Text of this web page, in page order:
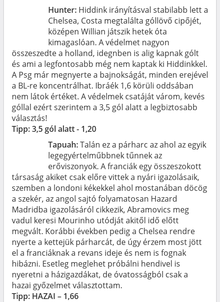
Hunter: Hiddink irányításval stabilabb lett a
Chelsea, Costa megtalálta góllövő cipőjét,
középen Willian játszik hetek óta
kimagaslóan. A védelmet nagyon
összeszedte a holland, idegnben is alig kapnak gólt
és ami a legfontosabb még nem kaptak ki Hiddinkkel.
A Psg már megnyerte a bajnokságát, minden erejével
a BL-re koncentrálhat. Ibráék 1,6 körüli oddsában
nem látok értéket. A védelmek csatáját várom, kevés
góllal ezért szerintem a 3,5 gól alatt a legbiztosabb
választás!
Tipp: 3,5 gól alatt - 1,20
Tapuah:Talán ez a párharc az ahol az egyik
legegyértelműbbnek tűnnek az
erőviszonyok. A franciák egy összeszokott
társaság akiket csak előre vittek a nyári igazolásaik,
szemben a londoni kékekkel ahol mostanában döcög
a szekér, az angol sajtó folyamatosan Hazard
Madridba igazolásáról cikkezik, Abramovics meg
vadul keresi Mourinho utódját akitől idő előtt
megvált. Korábbi években pedig a Chelsea rendre
nyerte a kettejük párharcát, de úgy érzem most jött
el a franciáknak a revans ideje és nem is fognak
hibázni. Esetleg meglehet próbálni hendivel is
nyeretni a házigazdákat, de óvatosságból csak a
hazai győzelmet választottam.
Tipp: HAZAI – 1,66